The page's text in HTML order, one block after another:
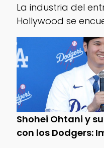
La industria del
Hollywood se
Shohei Ohtani y
con los Dodgers: